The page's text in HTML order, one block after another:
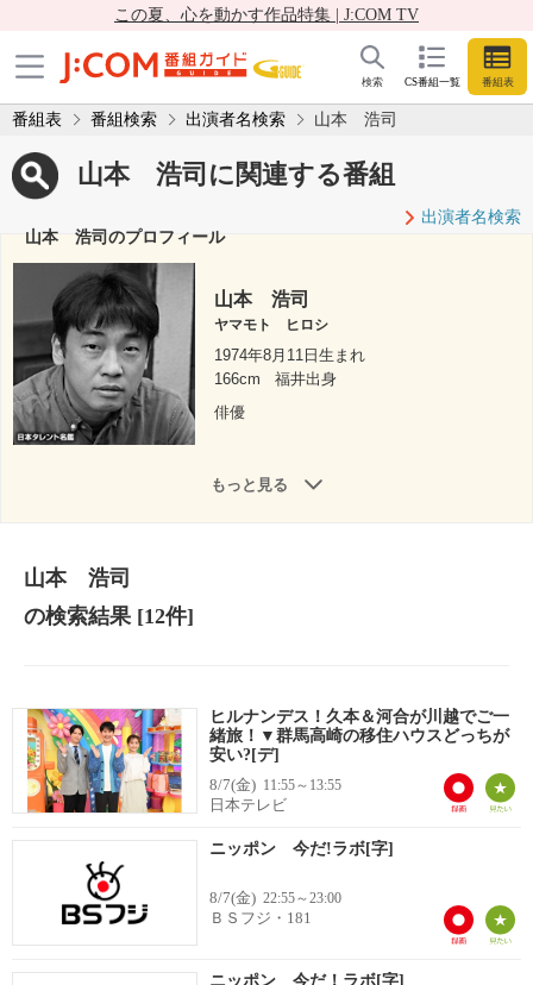
この夏、心を動かす作品特集 | J:COM TV
CS番組一覧 番組表
検索
番組表 番組検索 出演者名検索 山本 浩司
山本 浩司に関連する番組
出演者名検索
山本 浩司のプロフィール
山本 浩司
ヤマモト ヒロシ
1974年8月11日生まれ
166cm
福井出身
俳優
もっと見る
山本 浩司
の検索結果[12件]
ヒルナンデス！久本＆河合が川越でご一
緒旅！▼群馬高崎の移住ハウスどっちが
安い?[デ]
8/7(金) 11:55～13:55
日本テレビ
ニッポン 今だ!ラボ[字]
8/7(金) 22:55～23:00
ＢＳフジ・181
ニッポン 今だ！ラボ[字]